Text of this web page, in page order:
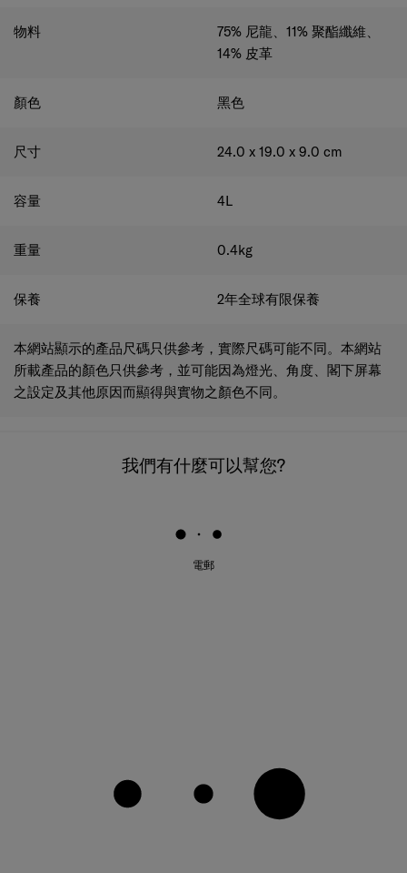
物料
75% 尼龍、11% 聚酯纖維、
14% 皮革
顏色 黑色
尺寸 24.0 x 19.0 x 9.0 cm
容量 4L
重量 0.4kg
保養 2年全球有限保養
本網站顯示的產品尺碼只供參考，實際尺碼可能不同。本網站
所載產品的顏色只供參考，並可能因為燈光、角度、閣下屏幕
之設定及其他原因而顯得與實物之顏色不同。
我們有什麼可以幫您?
電郵